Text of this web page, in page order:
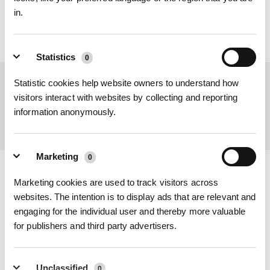
in.
Statistics 0
Statistic cookies help website owners to understand how
visitors interact with websites by collecting and reporting
information anonymously.
Marketing 0
Marketing cookies are used to track visitors across
websites. The intention is to display ads that are relevant and
engaging for the individual user and thereby more valuable
for publishers and third party advertisers.
Unclassified
Ottieni le ultime notizie da ECOVACS
INVIARE
Scarica l'app ECOVACS
PRODOTTO